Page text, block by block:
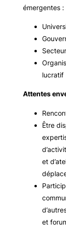
émergentes :
lucratif
Attentes
Être
et
et